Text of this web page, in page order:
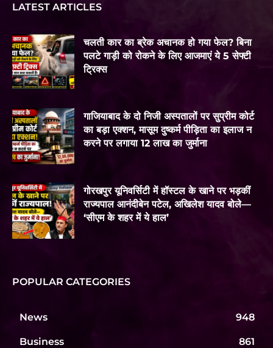
LATEST ARTICLES
चलती कार का ब्रेक अचानक हो गया फेल? बिना
पलटे गाड़ी को रोकने के लिए आजमाएं ये 5 सेफ्टी
ट्रिक्स
गाजियाबाद के दो निजी अस्पतालों पर सुप्रीम कोर्ट
का बड़ा एक्शन, मासूम दुष्कर्म पीड़िता का इलाज न
करने पर लगाया 12 लाख का जुर्माना
गोरखपुर यूनिवर्सिटी में हॉस्टल के खाने पर भड़कीं
राज्यपाल आनंदीबेन पटेल, अखिलेश यादव बोले—
‘सीएम के शहर में ये हाल’
POPULAR CATEGORIES
News 948
Business 861